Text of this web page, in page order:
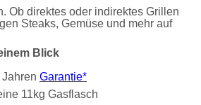
Ob direktes oder indirektes Grillen
Steaks, Gemüse und mehr auf
Blick
Garantie*
11kg Gasflasch